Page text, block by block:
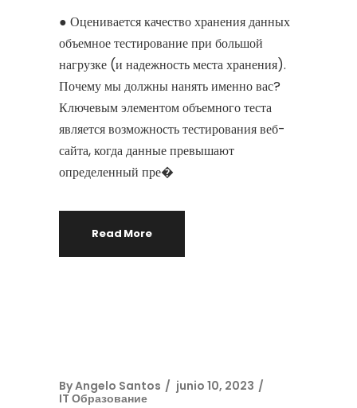
● Оценивается качество хранения данных
объемное тестирование при большой
нагрузке (и надежность места хранения).
Почему мы должны нанять именно вас?
Ключевым элементом объемного теста
является возможность тестирования веб-
сайта, когда данные превышают
определенный пре�
Read More
ByAngelo Santos
junio 10, 2023
IT Образование